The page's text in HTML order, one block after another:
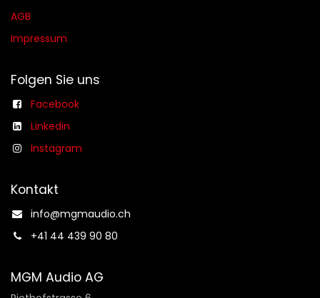
AGB​​
Impressum
Folgen Sie uns
Facebook
Linkedin
Instagram
Kontakt
info@mgmaudio.ch​
+41 44 439 90 80
MGM Audio AG